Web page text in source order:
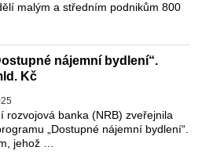
malým a středním podnikům 800
nájemní bydlení“.
Kč
rozvojová banka (NRB) zveřejnila
„Dostupné nájemní bydlení“.
jehož …